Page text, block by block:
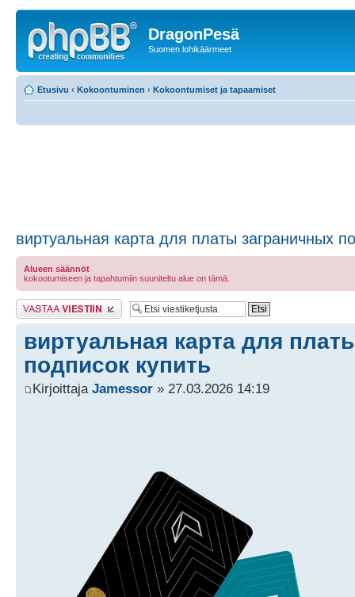
DragonPesä
Suomen lohikäärmeet
Etusivu ‹ Kokoontuminen ‹ Kokoontumiset ja tapaamiset
виртуальная карта для платы заграничных
Alueen säännöt
kokootumiseen ja tapahtumiin suuniteltu alue on tämä.
Lähetä vastaus
виртуальная карта для
подписок купить
Kirjoittaja Jamessor » 27.03.2026 14:19